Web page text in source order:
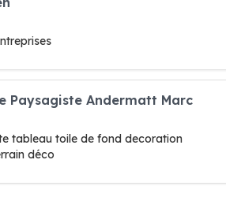
Paysagiste Andermatt Marc
tableau toile de fond decoration
déco